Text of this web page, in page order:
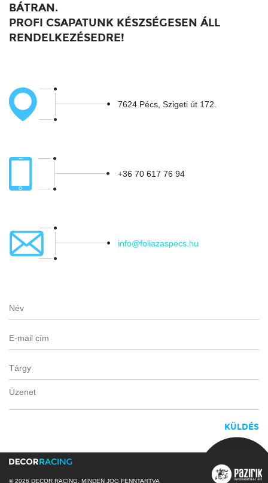
BÁTRAN.
PROFI CSAPATUNK KÉSZSÉGESEN ÁLL
RENDELKEZÉSEDRE!
7624 Pécs, Szigeti út 172.
+36 70 617 76 94
info@foliazaspecs.hu
© 2026 DECOR RACING, MINDEN JOG FENNTARTVA